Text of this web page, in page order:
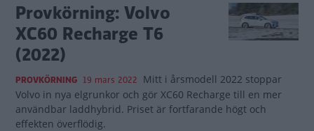
Provkörning: Volvo
XC60 Recharge T6
(2022)
PROVKÖRNING 19 mars 2022 Mitt i årsmodell 2022 stoppar
Volvo in nya elgrunkor och gör XC60 Recharge till en mer
användbar laddhybrid. Priset är fortfarande högt och
effekten överflödig.